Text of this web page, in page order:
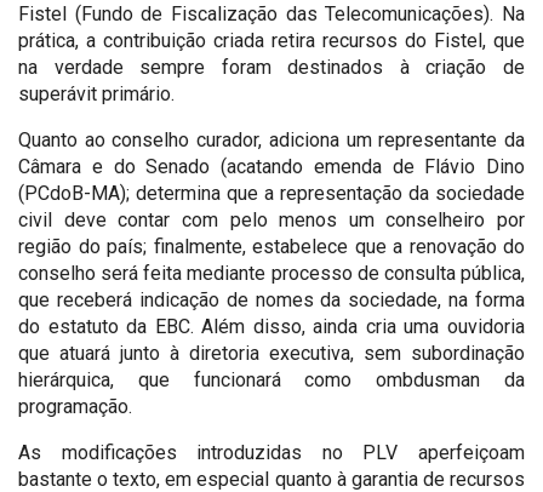
Fistel (Fundo de Fiscalização das Telecomunicações). Na
prática, a contribuição criada retira recursos do Fistel, que
na verdade sempre foram destinados à criação de
superávit primário.
Quanto ao conselho curador, adiciona um representante da
Câmara e do Senado (acatando emenda de Flávio Dino
(PCdoB-MA); determina que a representação da sociedade
civil deve contar com pelo menos um conselheiro por
região do país; finalmente, estabelece que a renovação do
conselho será feita mediante processo de consulta pública,
que receberá indicação de nomes da sociedade, na forma
do estatuto da EBC. Além disso, ainda cria uma ouvidoria
que atuará junto à diretoria executiva, sem subordinação
hierárquica, que funcionará como ombdusman da
programação.
As modificações introduzidas no PLV aperfeiçoam
bastante o texto, em especial quanto à garantia de recursos